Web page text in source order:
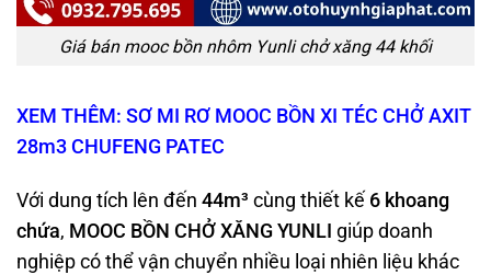
Giá bán mooc bồn nhôm Yunli chở xăng 44 khối
XEM THÊM: SƠ MI RƠ MOOC BỒN XI TÉC CHỞ AXIT
28m3 CHUFENG PATEC
Với dung tích lên đến 44m³ cùng thiết kế 6 khoang
chứa, MOOC BỒN CHỞ XĂNG YUNLI giúp doanh
nghiệp có thể vận chuyển nhiều loại nhiên liệu khác